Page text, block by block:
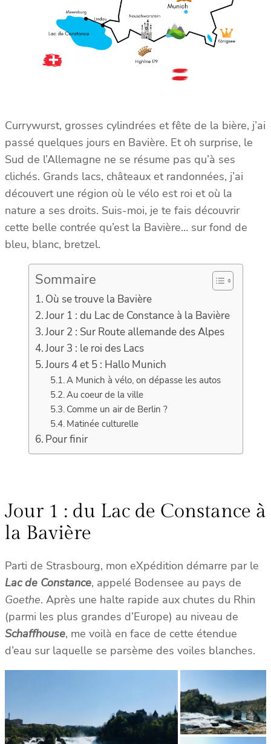
Currywurst, grosses cylindrées et fête de la bière, j’ai
passé quelques jours en Bavière. Et oh surprise, le
Sud de l’Allemagne ne se résume pas qu’à ses
clichés. Grands lacs, châteaux et randonnées, j’ai
découvert une région où le vélo est roi et où la
nature a ses droits. Suis-moi, je te fais découvrir
cette belle contrée qu’est la Bavière… sur fond de
bleu, blanc, bretzel.
Sommaire
Où se trouve la Bavière
Jour 1 : du Lac de Constance à la Bavière
Jour 2 : Sur Route allemande des Alpes
Jour 3 : le roi des Lacs
Jours 4 et 5 : Hallo Munich
A Munich à vélo, on dépasse les autos
Au coeur de la ville
Comme un air de Berlin ?
Matinée culturelle
Pour finir
Jour 1 : du Lac de Constance à
la Bavière
Parti de Strasbourg, mon eXpédition démarre par le
Lac de Constance, appelé Bodensee au pays de
Goethe. Après une halte rapide aux chutes du Rhin
(parmi les plus grandes d’Europe) au niveau de
Schaffhouse, me voilà en face de cette étendue
d’eau sur laquelle se parsème des voiles blanches.